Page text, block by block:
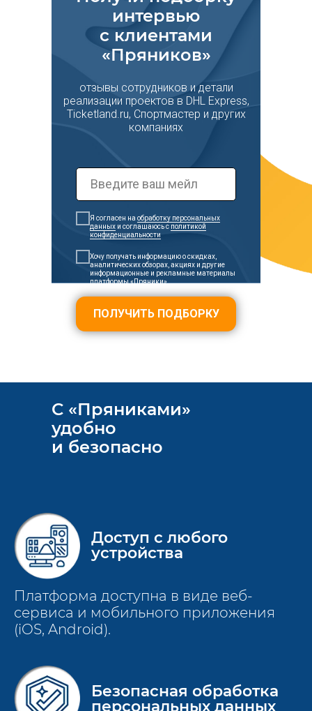
интервью
с клиентами
«Пряников»
отзывы сотрудников и детали
реализации проектов в DHL Express,
Ticketland.ru, Спортмастер и других
компаниях
Я согласен на обработку персональных
данных и соглашаюсь c политикой
конфиденциальности
Хочу получать информацию о скидках,
аналитических обзорах, акциях и другие
информационные и рекламные материалы
платформы «Пряники»
ПОЛУЧИТЬ ПОДБОРКУ
С «Пряниками»
удобно
и безопасно
Доступ с любого
устройства
Платформа доступна в виде веб-
сервиса и мобильного приложения
(iOS, Android).
Безопасная обработка
персональных данных